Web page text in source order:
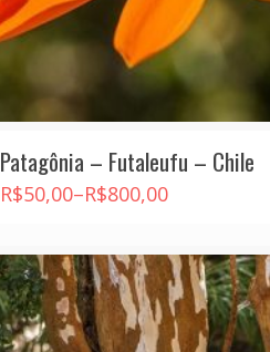
Patagônia – Futaleufu – Chile
R$50,00–R$800,00